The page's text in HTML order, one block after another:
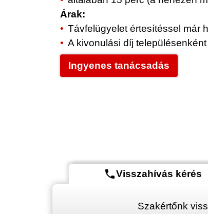
Árak:
Távfelügyelet értesítéssel már
A kivonulási díj
Ingyenes tanácsadás
phoneVisszahívás kérés
Szakértőnk